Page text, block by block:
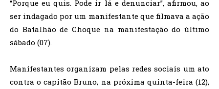
“Porque eu quis. Pode ir lá e denunciar”, afirmou, ao
ser indagado por um manifestante que filmava a ação
do Batalhão de Choque na manifestação do último
sábado (07).
Manifestantes organizam pelas redes sociais um ato
contra o capitão Bruno, na próxima quinta-feira (12),